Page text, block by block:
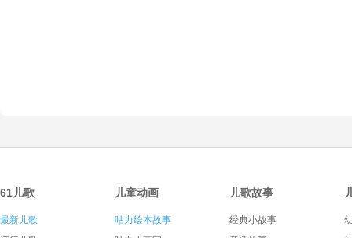
61儿歌
最新儿歌
儿童动画
咕力绘本故事
儿歌故事
经典小故事